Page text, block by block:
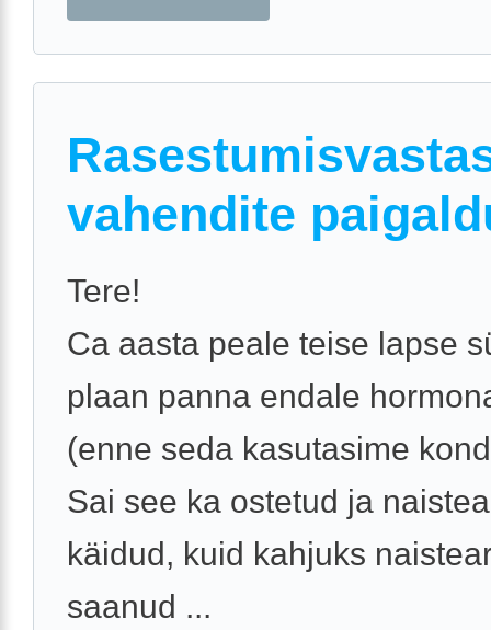
vahendite
Tere!
Ca aasta peale teise lapse
plaan panna endale
(enne seda kasutasime
Sai see ka ostetud ja
käidud, kuid kahjuks
saanud ...